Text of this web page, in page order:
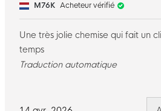
M76K Acheteur vérifié
Une très jolie chemise qui fait un
temps
Traduction automatique